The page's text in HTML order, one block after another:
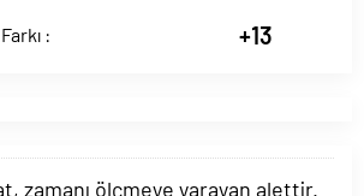
: +13
zamanı ölçmeye yarayan alettir.